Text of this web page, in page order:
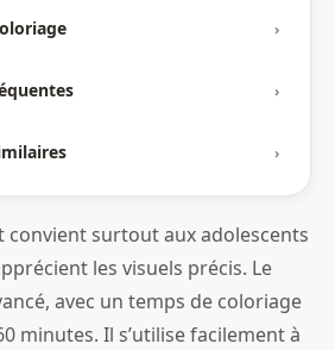
›
›
›
convient surtout aux adolescents
les visuels précis. Le
avec un temps de coloriage
minutes. Il s’utilise facilement à